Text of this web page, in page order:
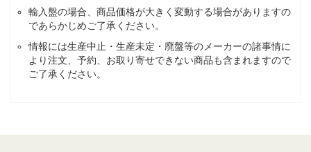
輸入盤の場合、商品価格が大きく変動する場合がありますの
であらかじめご了承ください。
情報には生産中止・生産未定・廃盤等のメーカーの諸事情に
より注文、予約、お取り寄せできない商品も含まれますので
ご了承ください。